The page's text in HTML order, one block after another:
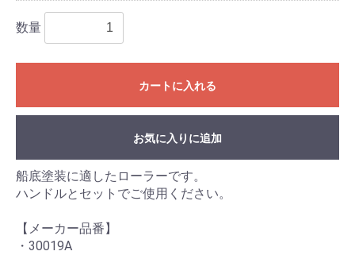
数量
カートに入れる
お気に入りに追加
船底塗装に適したローラーです。
ハンドルとセットでご使用ください。
【メーカー品番】
・30019A